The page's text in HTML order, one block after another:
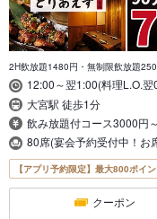
2H飲放題1480円・無制限飲放題
12:00～翌1:00(料理L.O.
大宮駅 徒歩1分
飲み放題付コース3000円～
80席(宴会予約受付中！お
【アプリ予約限定】最大800ポイ
クーポン